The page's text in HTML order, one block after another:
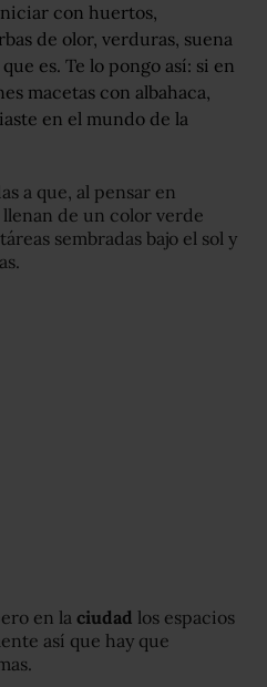
con huertos,
de olor, verduras, suena
es. Te lo pongo así: si en
macetas con albahaca,
en el mundo de la
a que, al pensar en
llenan de un color verde
sembradas bajo el sol y
en la ciudad los espacios
así que hay que